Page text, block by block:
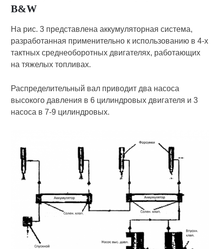
B&W
На рис. 3 представлена аккумуляторная система,
разработанная применительно к использованию в 4-х
тактных среднеоборотных двигателях, работающих
на тяжелых топливах.
Распределительный вал приводит два насоса
высокого давления в 6 цилиндровых двигателя и 3
насоса в 7-9 цилиндровых.